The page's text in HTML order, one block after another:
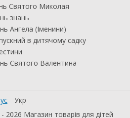
Святого Миколая
знань
Ангела (Іменини)
в дитячому садку
Святого Валентина
Укр
2026 Магазин товарів для дітей